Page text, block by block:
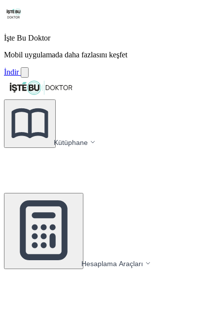
İşte Bu Doktor
Mobil uygulamada daha fazlasını keşfet
İndir
Kütüphane
Hesaplama Araçları